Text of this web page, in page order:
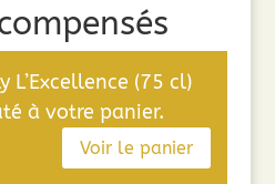
L’Excellence (75 cl)
à votre panier.
Voir le panier